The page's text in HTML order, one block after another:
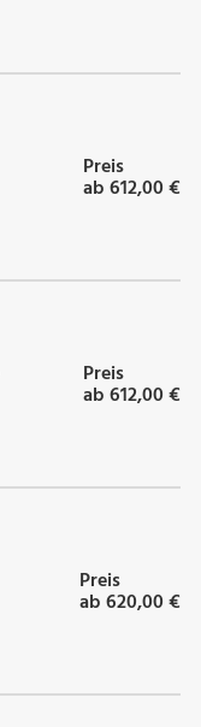
Preis
ab 612,00 €
Preis
ab 612,00 €
Preis
ab 620,00 €